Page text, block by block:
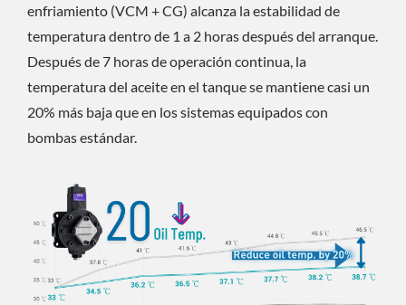
enfriamiento (VCM + CG) alcanza la estabilidad de
temperatura dentro de 1 a 2 horas después del arranque.
Después de 7 horas de operación continua, la
temperatura del aceite en el tanque se mantiene casi un
20% más baja que en los sistemas equipados con
bombas estándar.